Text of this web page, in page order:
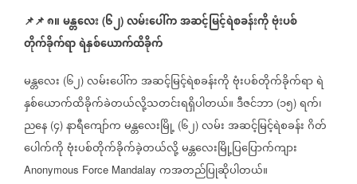
📌📌၈။မန္တလေး (၆၂) လမ်းပေါ်ကအဆင့်မြင့်ရဲစခန်းကိုဗုံးပစ်
တိုက်ခိုက်ရာရဲနှစ်ယောက်ထိခိုက်
မန္တလေး (၆၂) လမ်းပေါ်ကအဆင့်မြင့်ရဲစခန်းကိုဗုံးပစ်တိုက်ခိုက်ရာရဲ
နှစ်ယောက်ထိခိုက်ခဲတယ်လို့သတင်းရရှိပါတယ်။ဒီဇင်ဘာ (၁၅) ရက်၊
ညနေ (၄) နာရီကျော်ကမန္တလေးမြို့ (၆၂) လမ်းအဆင့်မြင့်ရဲစခန်းဂိတ်
ပေါက်ကိုဗုံးပစ်တိုက်ခိုက်ခဲ့တယ်လို့မန္တလေးမြို့ပြပြောက်ကျား
Anonymous Force Mandalay ကအတည်ပြုဆိုပါတယ်။